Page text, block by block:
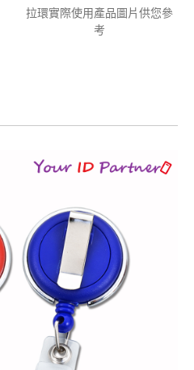
拉環實際使用產品圖片供您參
考